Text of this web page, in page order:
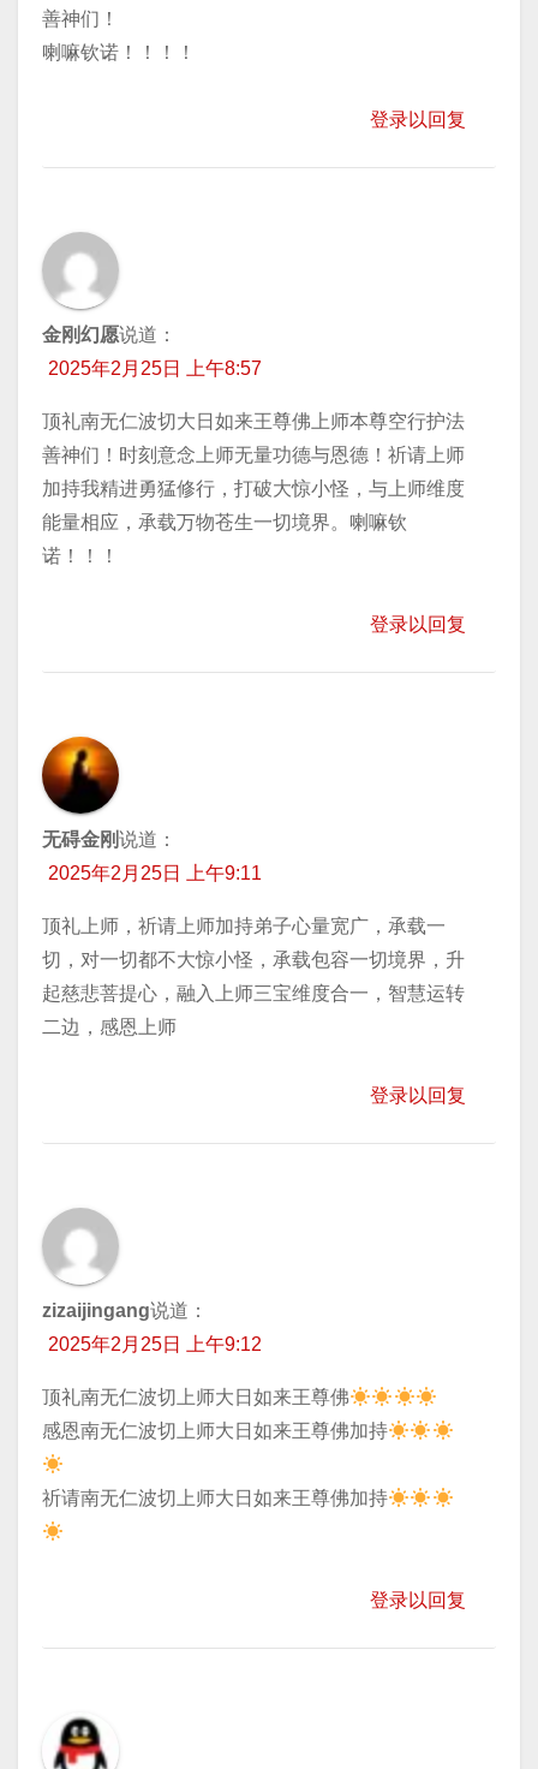
善神们！
喇嘛钦诺！！！！
登录以回复
金刚幻愿说道：
2025年2月25日 上午8:57
顶礼南无仁波切大日如来王尊佛上师本尊空行护法
善神们！时刻意念上师无量功德与恩德！祈请上师
加持我精进勇猛修行，打破大惊小怪，与上师维度
能量相应，承载万物苍生一切境界。喇嘛钦
诺！！！
登录以回复
无碍金刚说道：
2025年2月25日 上午9:11
顶礼上师，祈请上师加持弟子心量宽广，承载一
切，对一切都不大惊小怪，承载包容一切境界，升
起慈悲菩提心，融入上师三宝维度合一，智慧运转
二边，感恩上师
登录以回复
zizaijingang说道：
2025年2月25日 上午9:12
顶礼南无仁波切上师大日如来王尊佛
​感恩南无仁波切上师大日如来王尊佛加持
​祈请南无仁波切上师大日如来王尊佛加持
登录以回复